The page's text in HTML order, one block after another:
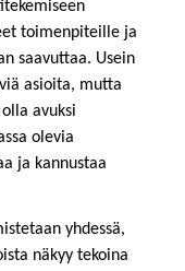
toimenpiteille ja
saavuttaa. Usein
asioita, mutta
avuksi
olevia
ja kannustaa
yhdessä,
näkyy tekoina